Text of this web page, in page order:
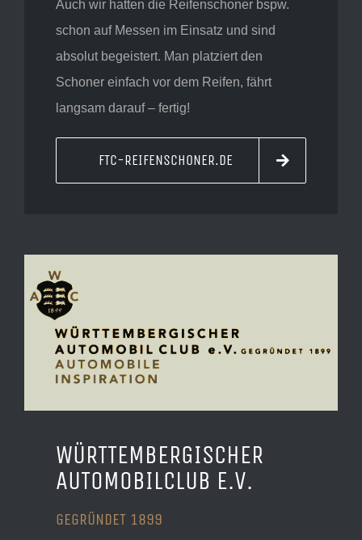
Auch wir hatten die Reifenschoner bspw.
schon auf Messen im Einsatz und sind
absolut begeistert. Man platziert den
Schoner einfach vor dem Reifen, fährt
langsam darauf – fertig!
FTC-REIFENSCHONER.DE
WÜRTTEMBERGISCHER
AUTOMOBILCLUB E.V.
GEGRÜNDET 1899